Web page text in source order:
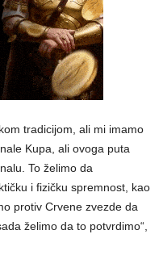
tradicijom, ali mi imamo
Kupa, ali ovoga puta
To želimo da
i fizičku spremnost, kao
protiv Crvene zvezde da
želimo da to potvrdimo“,